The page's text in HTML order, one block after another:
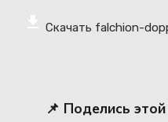
Скачать falchion-
📌 Поделись